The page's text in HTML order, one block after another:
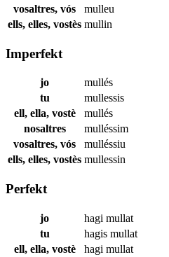
vosaltres, vós
mulleu
ells, elles, vostès mullin
Imperfekt
jo
mullés
tu
mullessis
ell, ella, vostè
mullés
nosaltres
mulléssim
vosaltres, vós
mulléssiu
ells, elles, vostès mullessin
Perfekt
jo hagi mullat
tu
hagis mullat
ell, ella, vostè
hagi mullat